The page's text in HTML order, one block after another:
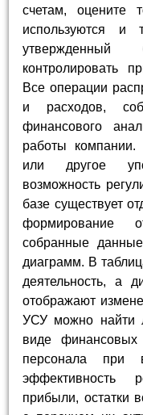
счетам, оцените
используются и
контролировать
Все операции
и расходов,
финансового
работы компании.
или другое
возможность
базе существует
формирование
собранные
диаграмм. В
деятельность, а
отображают
УСУ можно найти
виде финансовых
персонала при
эффективность
прибыли, остатки